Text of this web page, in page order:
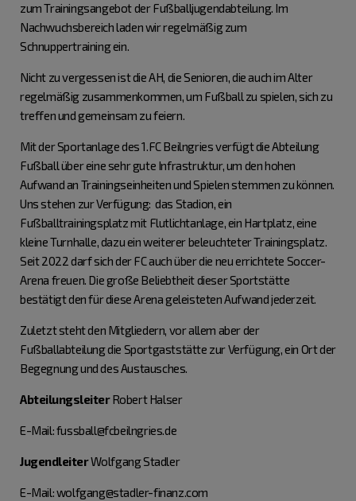
zum Trainingsangebot der Fußballjugendabteilung. Im
Nachwuchsbereich laden wir regelmäßig zum
Schnuppertraining ein.
Nicht zu vergessen ist die AH, die Senioren, die auch im Alter
regelmäßig zusammenkommen, um Fußball zu spielen, sich zu
treffen und gemeinsam zu feiern.
Mit der Sportanlage des 1.FC Beilngries verfügt die Abteilung
Fußball über eine sehr gute Infrastruktur, um den hohen
Aufwand an Trainingseinheiten und Spielen stemmen zu können.
Uns stehen zur Verfügung: das Stadion, ein
Fußballtrainingsplatz mit Flutlichtanlage, ein Hartplatz, eine
kleine Turnhalle, dazu ein weiterer beleuchteter Trainingsplatz.
Seit 2022 darf sich der FC auch über die neu errichtete Soccer-
Arena freuen. Die große Beliebtheit dieser Sportstätte
bestätigt den für diese Arena geleisteten Aufwand jederzeit.
Zuletzt steht den Mitgliedern, vor allem aber der
Fußballabteilung die Sportgaststätte zur Verfügung, ein Ort der
Begegnung und des Austausches.
AbteilungsleiterRobert Halser
E-Mail: fussball@fcbeilngries.de
JugendleiterWolfgang Stadler
E-Mail: wolfgang@stadler-finanz.com